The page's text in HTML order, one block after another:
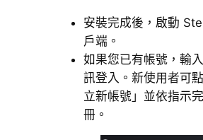
安裝完成後，啟動
戶端。
如果您已有帳號，輸
訊登入。新使用者可
立新帳號」並依指示
冊。